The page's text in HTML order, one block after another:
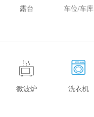
露台 车位/车库
微波炉 洗衣机